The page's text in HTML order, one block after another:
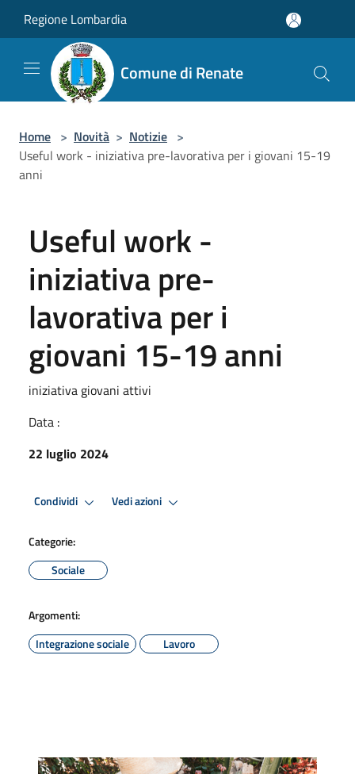
Regione Lombardia
Comune di Renate
Home > Novità > Notizie >
Useful work - iniziativa pre-lavorativa per i giovani 15-19
anni
Useful work -
iniziativa pre-
lavorativa per i
giovani 15-19 anni
iniziativa giovani attivi
Data :
22 luglio 2024
Condividi Vedi azioni
Categorie:
Sociale
Argomenti:
Integrazione sociale
Lavoro